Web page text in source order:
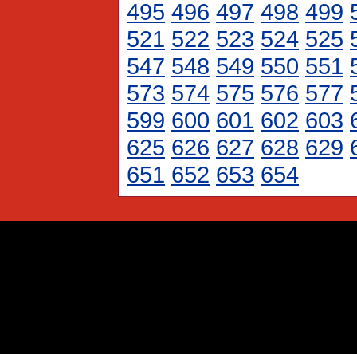
495 496 497 498 499
521 522 523 524 525
547 548 549 550 551
573 574 575 576 577
599 600 601 602 603
625 626 627 628 629
651 652 653 654